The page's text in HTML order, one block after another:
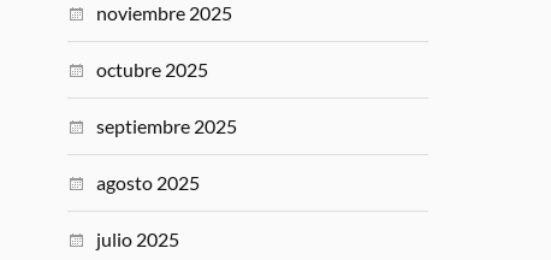
noviembre 2025
octubre 2025
septiembre 2025
agosto 2025
julio 2025